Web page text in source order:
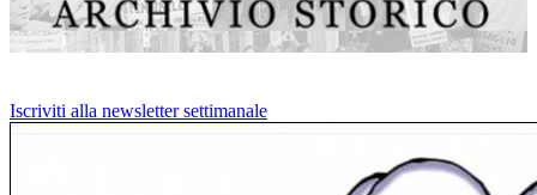
Iscriviti alla newsletter settimanale